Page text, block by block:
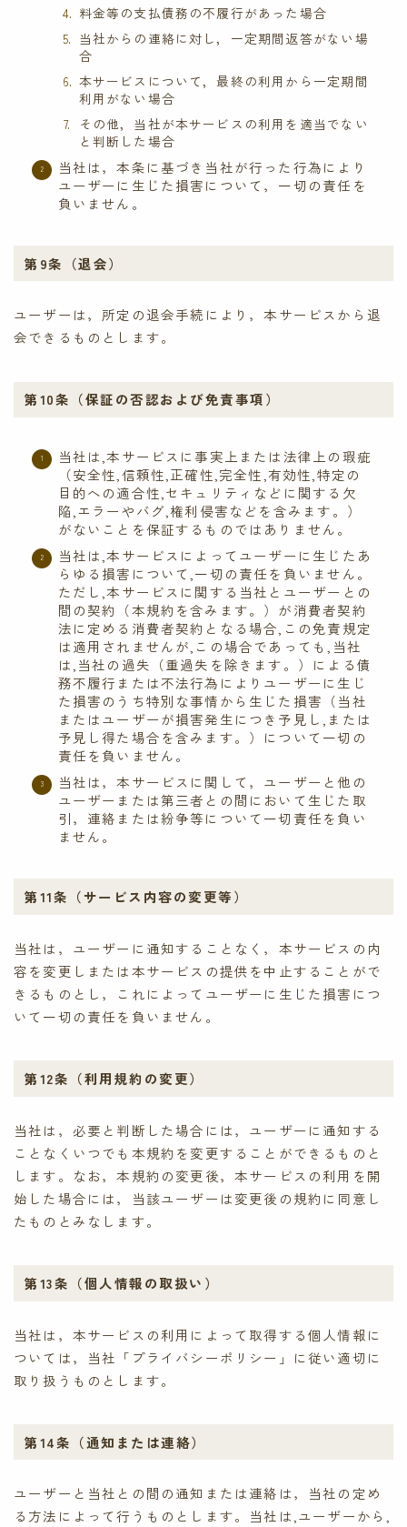
料金等の支払債務の不履行があった場合
当社からの連絡に対し，一定期間返答がない場
合
本サービスについて，最終の利用から一定期間
利用がない場合
その他，当社が本サービスの利用を適当でない
と判断した場合
当社は，本条に基づき当社が行った行為により
ユーザーに生じた損害について，一切の責任を
負いません。
第9条（退会）
ユーザーは，所定の退会手続により，本サービスから退
会できるものとします。
第10条（保証の否認および免責事項）
当社は,本サービスに事実上または法律上の瑕疵
（安全性,信頼性,正確性,完全性,有効性,特定の
目的への適合性,セキュリティなどに関する欠
陥,エラーやバグ,権利侵害などを含みます。）
がないことを保証するものではありません。
当社は,本サービスによってユーザーに生じたあ
らゆる損害について,一切の責任を負いません。
ただし,本サービスに関する当社とユーザーとの
間の契約（本規約を含みます。）が消費者契約
法に定める消費者契約となる場合,この免責規定
は適用されませんが,この場合であっても,当社
は,当社の過失（重過失を除きます。）による債
務不履行または不法行為によりユーザーに生じ
た損害のうち特別な事情から生じた損害（当社
またはユーザーが損害発生につき予見し,または
予見し得た場合を含みます。）について一切の
責任を負いません。
当社は，本サービスに関して，ユーザーと他の
ユーザーまたは第三者との間において生じた取
引，連絡または紛争等について一切責任を負い
ません。
第11条（サービス内容の変更等）
当社は，ユーザーに通知することなく，本サービスの内
容を変更しまたは本サービスの提供を中止することがで
きるものとし，これによってユーザーに生じた損害につ
いて一切の責任を負いません。
第12条（利用規約の変更）
当社は，必要と判断した場合には，ユーザーに通知する
ことなくいつでも本規約を変更することができるものと
します。なお，本規約の変更後，本サービスの利用を開
始した場合には，当該ユーザーは変更後の規約に同意し
たものとみなします。
第13条（個人情報の取扱い）
当社は，本サービスの利用によって取得する個人情報に
ついては，当社「プライバシーポリシー」に従い適切に
取り扱うものとします。
第14条（通知または連絡）
ユーザーと当社との間の通知または連絡は，当社の定め
る方法によって行うものとします。当社は,ユーザーから,